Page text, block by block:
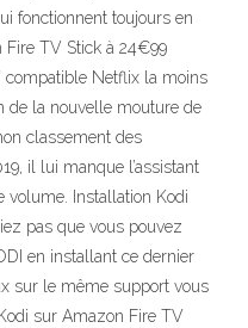
fonctionnent toujours en
Fire TV Stick à 24€99
compatible Netflix la moins
de la nouvelle mouture de
classement des
il lui manque l’assistant
volume. Installation Kodi
pas que vous pouvez
en installant ce dernier
sur le même support vous
sur Amazon Fire TV